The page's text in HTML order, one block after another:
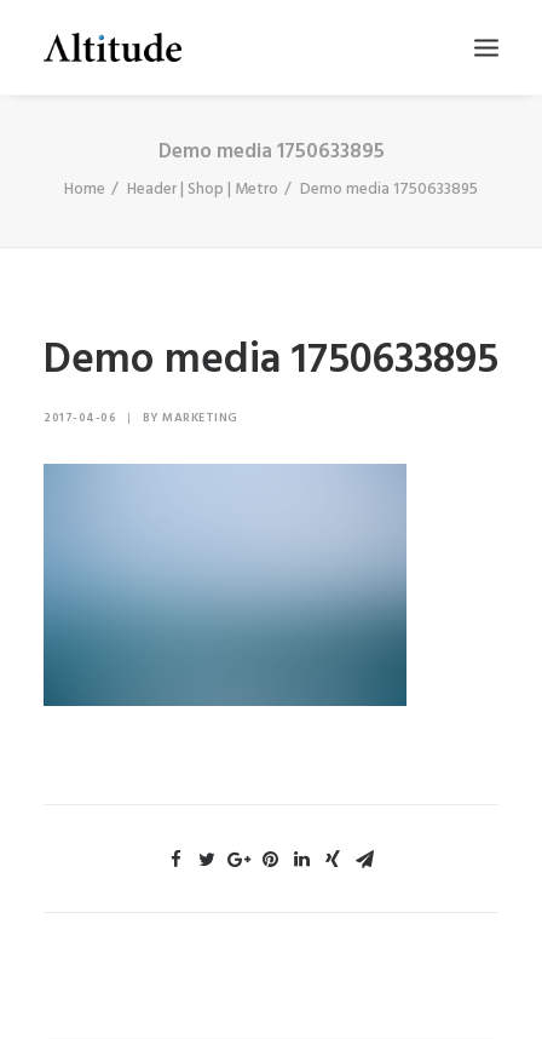
Demo media 1750633895
Home Header | Shop | Metro Demo media 1750633895
Demo media 1750633895
2017-04-06 | BY MARKETING